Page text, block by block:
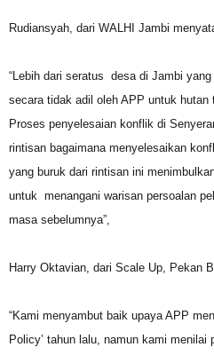
Rudiansyah, dari WALHI Jambi
“Lebih dari seratus desa di Jambi
secara tidak adil oleh APP untuk hutan
Proses penyelesaian konflik di
rintisan bagaimana menyelesaikan
yang buruk dari rintisan ini
untuk menangani warisan persoalan
masa sebelumnya”,
Harry Oktavian, dari Scale Up, Pekan
“Kami menyambut baik upaya APP
Policy’ tahun lalu, namun kami menilai